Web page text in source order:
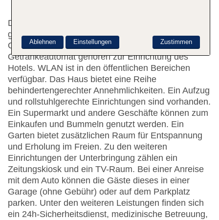
Das freundliche Personal an der Rezeption ist
gerne bei allen Fragen behilflich. Eine
Gepäckaufbewahrung, ein Safe und ein
Getränkeautomat gehören zur Einrichtung des
Hotels. WLAN ist in den öffentlichen Bereichen
verfügbar. Das Haus bietet eine Reihe
behindertengerechter Annehmlichkeiten. Ein Aufzug
und rollstuhlgerechte Einrichtungen sind vorhanden.
Ein Supermarkt und andere Geschäfte können zum
Einkaufen und Bummeln genutzt werden. Ein
Garten bietet zusätzlichen Raum für Entspannung
und Erholung im Freien. Zu den weiteren
Einrichtungen der Unterbringung zählen ein
Zeitungskiosk und ein TV-Raum. Bei einer Anreise
mit dem Auto können die Gäste dieses in einer
Garage (ohne Gebühr) oder auf dem Parkplatz
parken. Unter den weiteren Leistungen finden sich
ein 24h-Sicherheitsdienst, medizinische Betreuung,
Zustimmen
Ablehnen Einstellungen